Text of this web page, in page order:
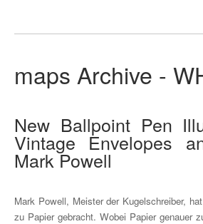
maps Archive -
New Ballpoint Pen
Vintage Envelopes
Mark Powell
Mark Powell, Meister der Kugelschreiber,
zu Papier gebracht. Wobei Papier genauer